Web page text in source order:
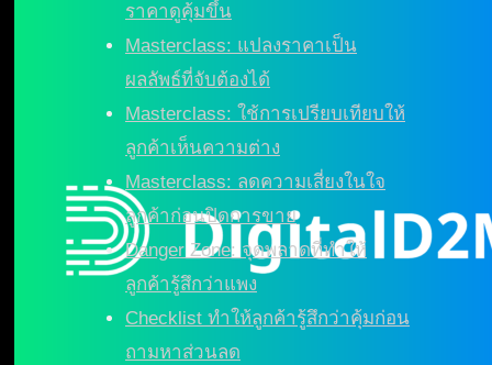
ราคาดูคุ้มขึ้น
Masterclass: แปลงราคาเป็น
ผลลัพธ์ที่จับต้องได้
Masterclass: ใช้การเปรียบเทียบให้
ลูกค้าเห็นความต่าง
Masterclass: ลดความเสี่ยงในใจ
ลูกค้าก่อนปิดการขาย
Danger Zone: จุดพลาดที่ทำให้
ลูกค้ารู้สึกว่าแพง
Checklist ทำให้ลูกค้ารู้สึกว่าคุ้มก่อน
ถามหาส่วนลด